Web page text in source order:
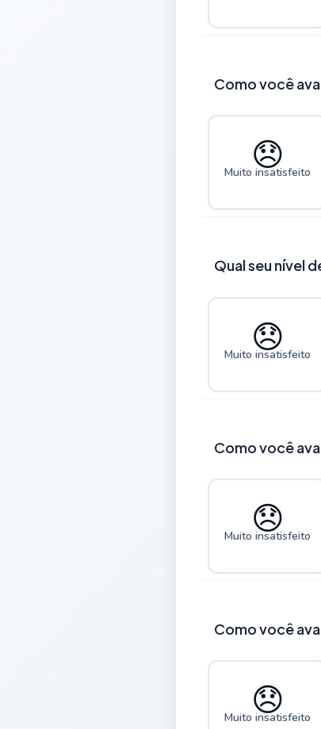
Como você
😞
Muito insatisfeito
Qual seu nível
😞
Muito insatisfeito
Como você
😞
Muito insatisfeito
Como você
😞
Muito insatisfeito